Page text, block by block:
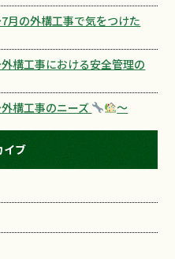
月の外構工事で気をつけた
構工事における安全管理の
構工事のニーズ
～
イブ